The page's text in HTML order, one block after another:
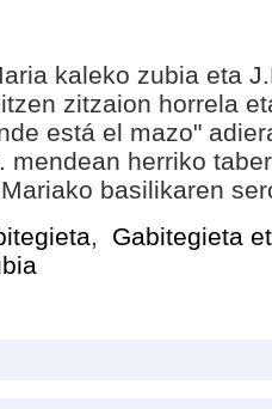
kaleko zubia eta
zitzaion horrela
está el mazo"
mendean herriko
basilikaren
, Gabitegieta